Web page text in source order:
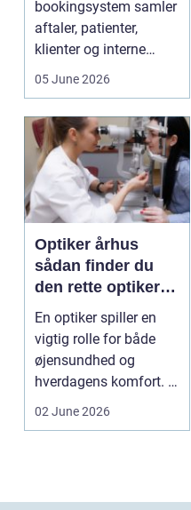
bookingsystem samler
aftaler, patienter,
klienter og interne
arbejdsgange ét sted. I
05 June 2026
Optiker århus
sådan finder du
den rette optiker i
byen
En optiker spiller en
vigtig rolle for både
øjensundhed og
hverdagens komfort. I
en by som Aarhus, h...
02 June 2026